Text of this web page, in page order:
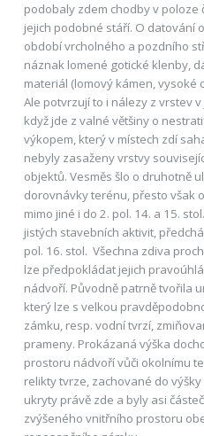
podobaly zdem chodby v poloze
jejich podobné stáří. O datování
období vrcholného a pozdního
náznak lomené gotické klenby,
materiál (lomový kámen, vysoké
Ale potvrzují to i nálezy z vrstev
když jde z valné většiny o
výkopem, který v místech zdí
nebyly zasaženy vrstvy
objektů. Vesměs šlo o druhotně
dorovnávky terénu, přesto však
mimo jiné i do 2. pol. 14. a 15.
jistých stavebních aktivit,
pol. 16. stol. Všechna zdiva
lze předpokládat jejich
nádvoří. Původně patrně tvořila
který lze s velkou
zámku, resp. vodní tvrzí,
prameny. Prokázaná výška
prostoru nádvoří vůči okolnímu
relikty tvrze, zachované do
ukryty právě zde a byly asi
zvýšeného vnitřního prostoru